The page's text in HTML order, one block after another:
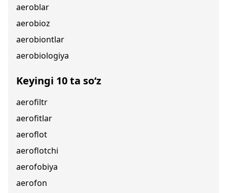
aeroblar
aerobioz
aerobiontlar
aerobiologiya
Keyingi 10 ta so‘z
aerofiltr
aerofitlar
aeroflot
aeroflotchi
aerofobiya
aerofon